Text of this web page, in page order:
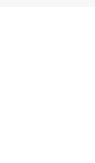
как
m 3, K3, S3
De Dietrich